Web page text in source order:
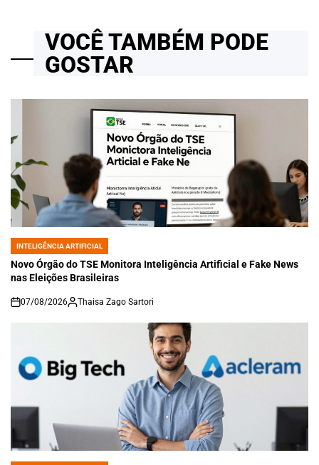
VOCÊ TAMBÉM PODE
GOSTAR
POSTED
IN
INTELIGÊNCIA ARTIFICIAL
Novo Órgão do TSE Monitora Inteligência Artificial e Fake News
nas Eleições Brasileiras
on
07/08/2026 Thaisa Zago Sartori